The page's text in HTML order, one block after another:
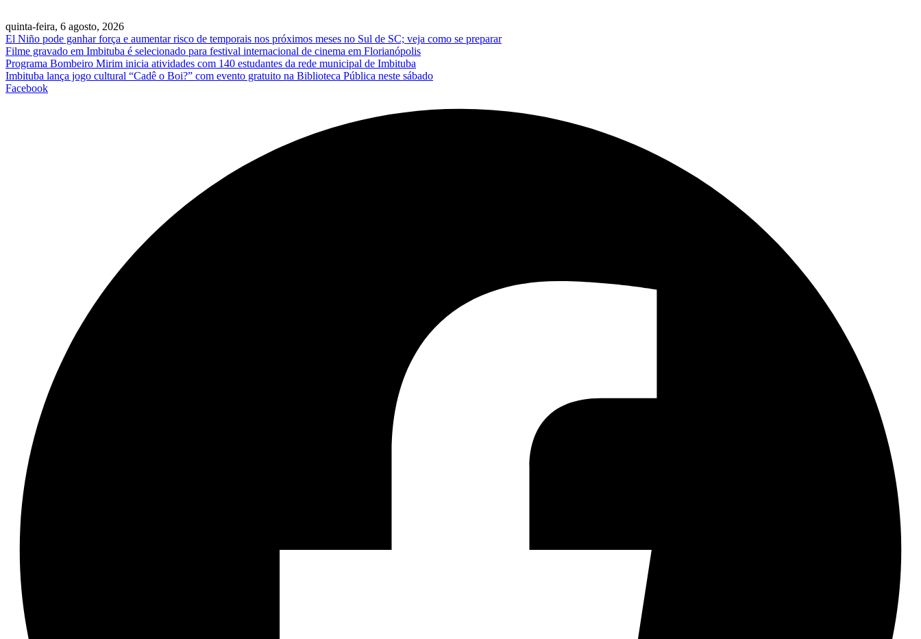
quinta-feira, 6 agosto, 2026
El Niño pode ganhar força e aumentar risco de temporais nos próximos meses no Sul de SC; veja como se preparar
Filme gravado em Imbituba é selecionado para festival internacional de cinema em Florianópolis
Programa Bombeiro Mirim inicia atividades com 140 estudantes da rede municipal de Imbituba
Imbituba lança jogo cultural “Cadê o Boi?” com evento gratuito na Biblioteca Pública neste sábado
Facebook